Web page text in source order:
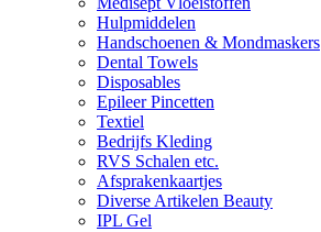
Hulpmiddelen
Handschoenen & Mondmaskers
Dental Towels
Disposables
Epileer Pincetten
Textiel
Bedrijfs Kleding
RVS Schalen etc.
Afsprakenkaartjes
Diverse Artikelen Beauty
IPL Gel